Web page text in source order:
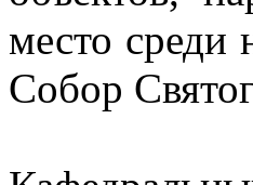
место среди
Собор